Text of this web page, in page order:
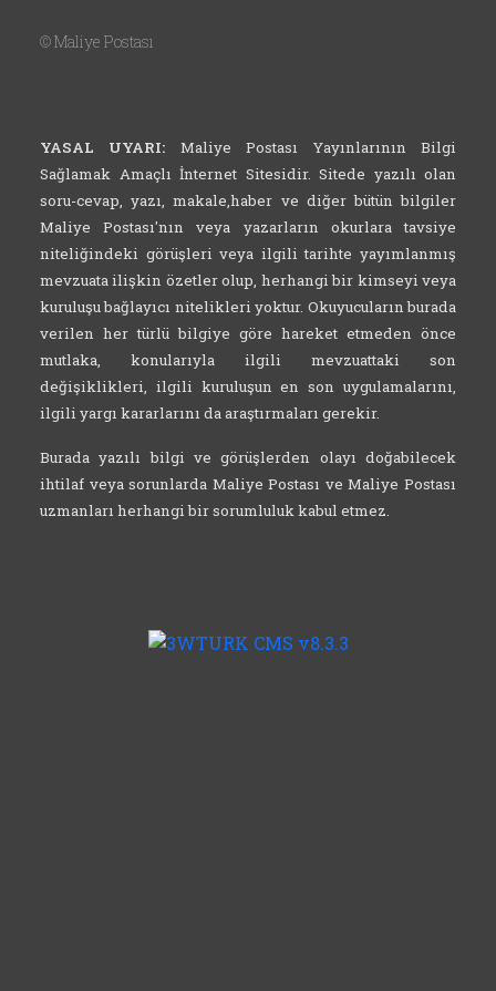
©Maliye Postası
YASAL UYARI: Maliye Postası Yayınlarının Bilgi
Sağlamak Amaçlı İnternet Sitesidir. Sitede yazılı olan
soru-cevap, yazı, makale,haber ve diğer bütün bilgiler
Maliye Postası'nın veya yazarların okurlara tavsiye
niteliğindeki görüşleri veya ilgili tarihte yayımlanmış
mevzuata ilişkin özetler olup, herhangi bir kimseyi veya
kuruluşu bağlayıcı nitelikleri yoktur. Okuyucuların burada
verilen her türlü bilgiye göre hareket etmeden önce
mutlaka, konularıyla ilgili mevzuattaki son
değişiklikleri, ilgili kuruluşun en son uygulamalarını,
ilgili yargı kararlarını da araştırmaları gerekir.
Burada yazılı bilgi ve görüşlerden olayı doğabilecek
ihtilaf veya sorunlarda Maliye Postası ve Maliye Postası
uzmanları herhangi bir sorumluluk kabul etmez.